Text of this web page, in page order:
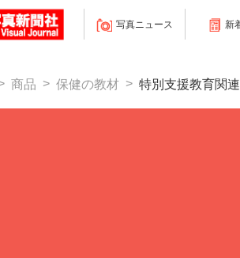
写真ニュース 新
商品 保健の教材 特別支援教育関